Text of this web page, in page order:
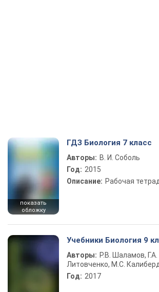
показать
обложку
ГДЗ Биология 7 класс
Авторы: В. И. Соболь
Год: 2015
Описание: Рабочая
Учебники Биология 9
Авторы: Р.В. Шаламов, Г.А.
Литовченко, М.С.
Год: 2017